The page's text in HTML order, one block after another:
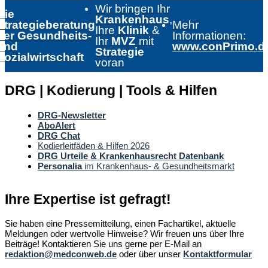
Gesundheits-
Wir bringen Ihr
Krankenhaus,
Ihre Klinik &
Ihr MVZ mit
Strategie
voran
Mehr
Informationen:
DRG | Kodierung | Tools & Hilfen
DRG-Newsletter
AboAlert
DRG Chat
Kodierleitfäden & Hilfen 2026
DRG Urteile & Krankenhausrecht Datenbank
Personaliaim Krankenhaus- & Gesundheitsmarkt
Ihre Expertise ist gefragt!
Sie haben eine Pressemitteilung, einen Fachartikel, aktuelle
Meldungen oder wertvolle Hinweise? Wir freuen uns über Ihre
Beiträge! Kontaktieren Sie uns gerne per E-Mail an
redaktion@medconweb.de oder über unser Kontaktformular